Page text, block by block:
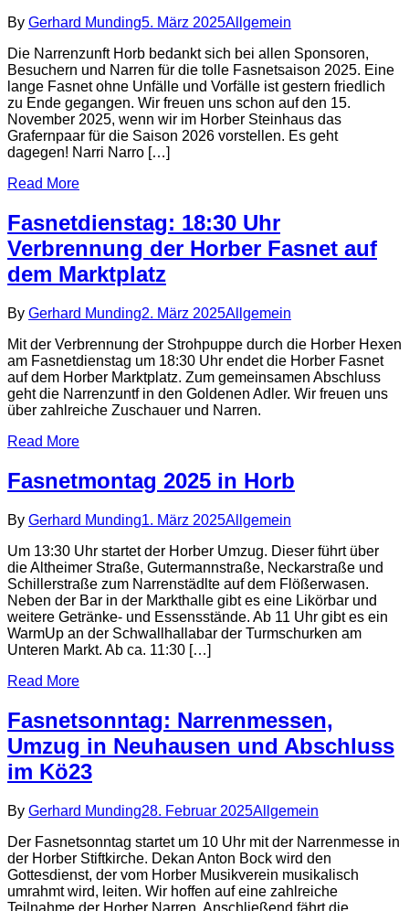
By Gerhard Munding5. März 2025Allgemein
Die Narrenzunft Horb bedankt sich bei allen Sponsoren,
Besuchern und Narren für die tolle Fasnetsaison 2025. Eine
lange Fasnet ohne Unfälle und Vorfälle ist gestern friedlich
zu Ende gegangen. Wir freuen uns schon auf den 15.
November 2025, wenn wir im Horber Steinhaus das
Grafernpaar für die Saison 2026 vorstellen. Es geht
dagegen! Narri Narro […]
Read More
Fasnetdienstag: 18:30 Uhr
Verbrennung der Horber Fasnet auf
dem Marktplatz
By Gerhard Munding2. März 2025Allgemein
Mit der Verbrennung der Strohpuppe durch die Horber Hexen
am Fasnetdienstag um 18:30 Uhr endet die Horber Fasnet
auf dem Horber Marktplatz. Zum gemeinsamen Abschluss
geht die Narrenzuntf in den Goldenen Adler. Wir freuen uns
über zahlreiche Zuschauer und Narren.
Read More
Fasnetmontag 2025 in Horb
By Gerhard Munding1. März 2025Allgemein
Um 13:30 Uhr startet der Horber Umzug. Dieser führt über
die Altheimer Straße, Gutermannstraße, Neckarstraße und
Schillerstraße zum Narrenstädlte auf dem Flößerwasen.
Neben der Bar in der Markthalle gibt es eine Likörbar und
weitere Getränke- und Essensstände. Ab 11 Uhr gibt es ein
WarmUp an der Schwallhallabar der Turmschurken am
Unteren Markt. Ab ca. 11:30 […]
Read More
Fasnetsonntag: Narrenmessen,
Umzug in Neuhausen und Abschluss
im Kö23
By Gerhard Munding28. Februar 2025Allgemein
Der Fasnetsonntag startet um 10 Uhr mit der Narrenmesse in
der Horber Stiftkirche. Dekan Anton Bock wird den
Gottesdienst, der vom Horber Musikverein musikalisch
umrahmt wird, leiten. Wir hoffen auf eine zahlreiche
Teilnahme der Horber Narren. Anschließend fährt die